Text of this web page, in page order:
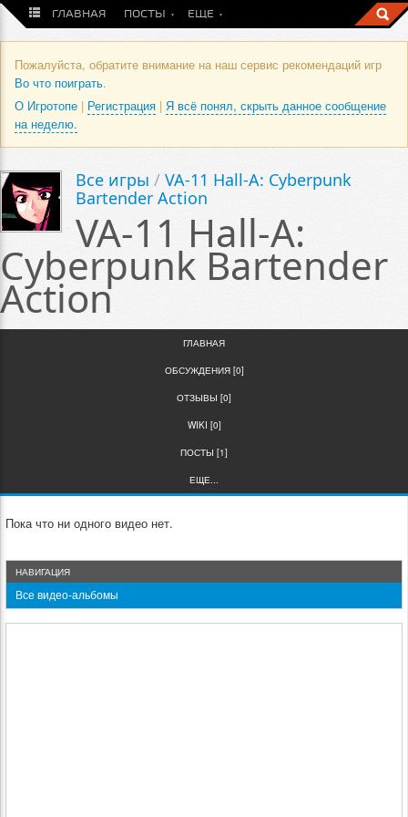
ГЛАВНАЯ ПОСТЫ ЕЩЕ
Пожалуйста, обратите внимание на наш сервис рекомендаций игр
Во что поиграть.
О Игротопе | Регистрация | Я всё понял, скрыть данное сообщение
на неделю.
Все игры / VA-11 Hall-A: Cyberpunk
Bartender Action
VA-11 Hall-A:
Cyberpunk Bartender
Action
ГЛАВНАЯ
ОБСУЖДЕНИЯ [0]
ОТЗЫВЫ [0]
WIKI [0]
ПОСТЫ [1]
ЕЩЕ...
Пока что ни одного видео нет.
НАВИГАЦИЯ
Все видео-альбомы